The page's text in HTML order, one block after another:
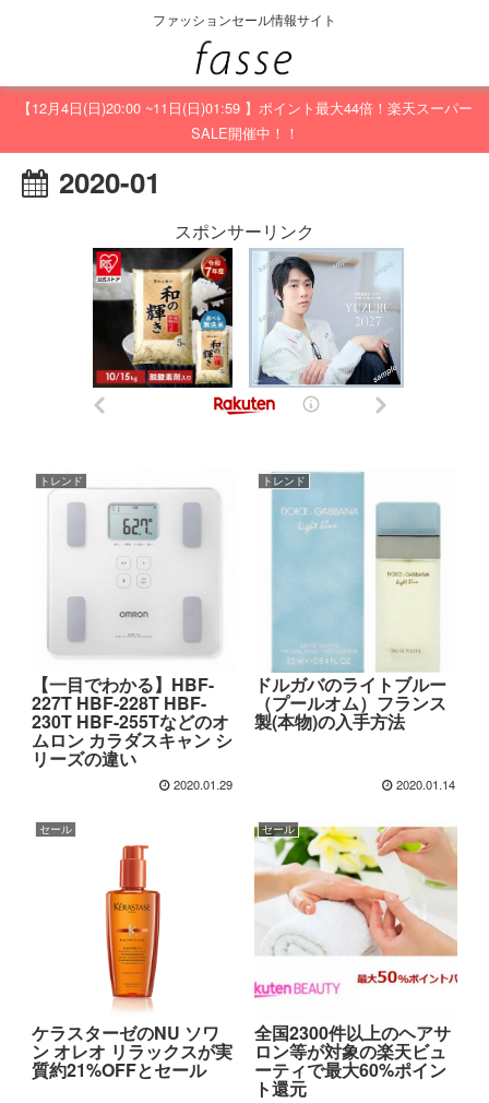
ファッションセール情報サイト
【12月4日(日)20:00 ~11日(日)01:59 】ポイント最大44倍！楽天スーパー
SALE開催中！！
2020-01
スポンサーリンク
トレンド
【一目でわかる】HBF-
227T HBF-228T HBF-
230T HBF-255Tなどのオ
ムロン カラダスキャン シ
リーズの違い
2020.01.29
トレンド
ドルガバのライトブルー
（プールオム）フランス
製(本物)の入手方法
2020.01.14
セール
ケラスターゼのNU ソワ
ン オレオ リラックスが実
質約21%OFFとセール
セール
全国2300件以上のヘアサ
ロン等が対象の楽天ビュ
ーティで最大60%ポイン
ト還元